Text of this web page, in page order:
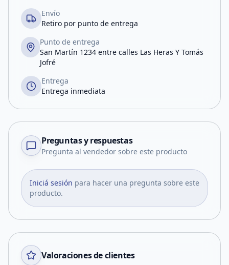
Envío
Retiro por punto de entrega
Punto de entrega
San Martín 1234 entre calles Las Heras Y Tomás
Jofré
Entrega
Entrega inmediata
Preguntas y respuestas
Pregunta al vendedor sobre este producto
Iniciá sesión para hacer una pregunta sobre este
producto.
Valoraciones de clientes